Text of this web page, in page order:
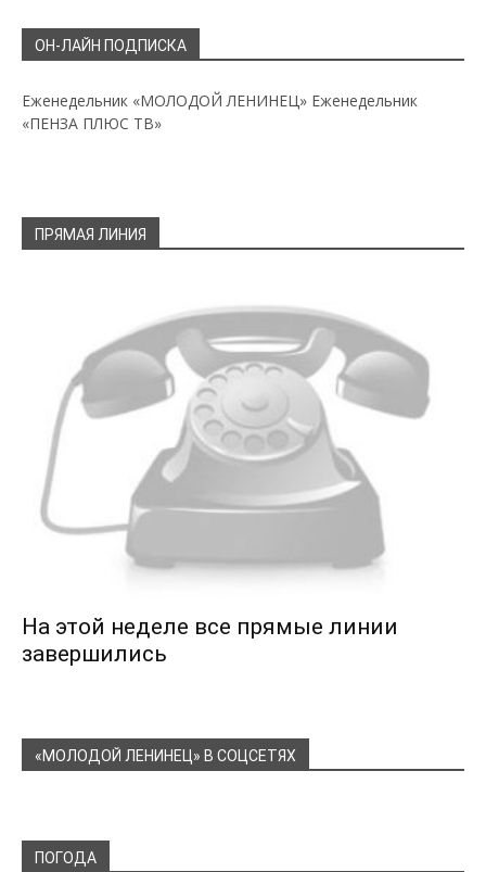
ОН-ЛАЙН ПОДПИСКА
Еженедельник «МОЛОДОЙ ЛЕНИНЕЦ» Еженедельник
«ПЕНЗА ПЛЮС ТВ»
ПРЯМАЯ ЛИНИЯ
На этой неделе все прямые линии
завершились
«МОЛОДОЙ ЛЕНИНЕЦ» В СОЦСЕТЯХ
ПОГОДА